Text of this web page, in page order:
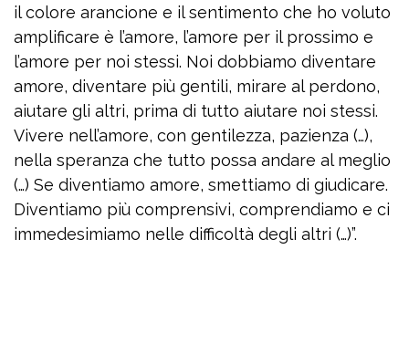
il colore arancione e il sentimento che ho voluto
amplificare è l’amore, l’amore per il prossimo e
l’amore per noi stessi. Noi dobbiamo diventare
amore, diventare più gentili, mirare al perdono,
aiutare gli altri, prima di tutto aiutare noi stessi.
Vivere nell’amore, con gentilezza, pazienza (…),
nella speranza che tutto possa andare al meglio
(…) Se diventiamo amore, smettiamo di giudicare.
Diventiamo più comprensivi, comprendiamo e ci
immedesimiamo nelle difficoltà degli altri (…)”.